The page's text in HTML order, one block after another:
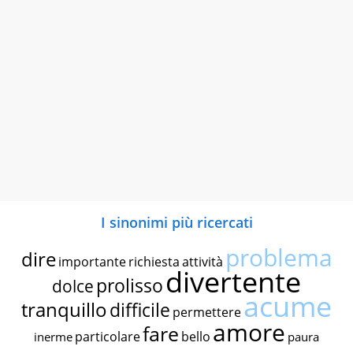
I sinonimi più ricercati
dire importante richiestaattività problema
dolce prolissodivertente
tranquillodifficile permettereacume
inerme particolarefare bello amore paura